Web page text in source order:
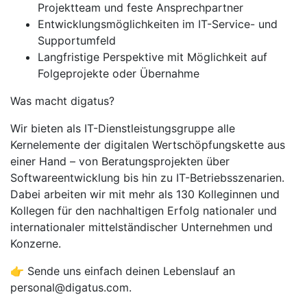
Projektteam und feste Ansprechpartner
Entwicklungsmöglichkeiten im IT-Service- und
Supportumfeld
Langfristige Perspektive mit Möglichkeit auf
Folgeprojekte oder Übernahme
Was macht digatus?
Wir bieten als IT-Dienstleistungsgruppe alle
Kernelemente der digitalen Wertschöpfungskette aus
einer Hand – von Beratungsprojekten über
Softwareentwicklung bis hin zu IT-Betriebsszenarien.
Dabei arbeiten wir mit mehr als 130 Kolleginnen und
Kollegen für den nachhaltigen Erfolg nationaler und
internationaler mittelständischer Unternehmen und
Konzerne.
👉 Sende uns einfach deinen Lebenslauf an
personal@digatus.com.